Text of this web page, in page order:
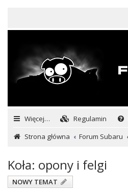
Więcej… Regulamin
Strona główna
Forum Subaru
Koła: opony i felgi
NOWY TEMAT